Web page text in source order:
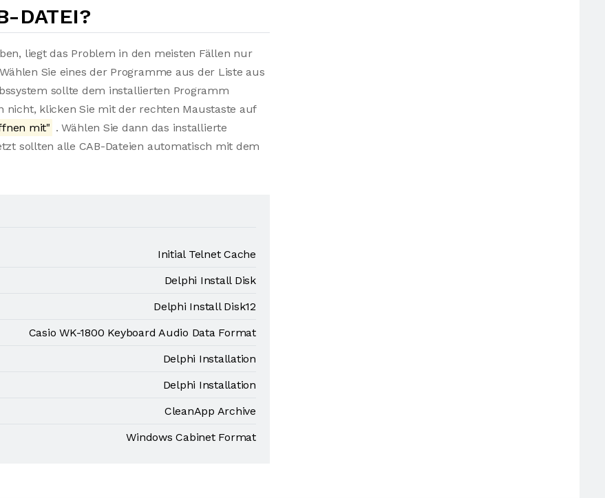
DATEI?
liegt das Problem in den meisten Fällen nur
Sie eines der Programme aus der Liste aus
sollte dem installierten Programm
nicht, klicken Sie mit der rechten Maustaste auf
mit" . Wählen Sie dann das installierte
sollten alle CAB-Dateien automatisch mit dem
Initial Telnet Cache
Delphi Install Disk
Delphi Install Disk12
Casio WK-1800 Keyboard Audio Data Format
Delphi Installation
Delphi Installation
CleanApp Archive
Windows Cabinet Format